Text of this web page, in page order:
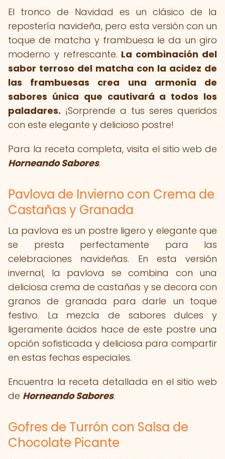
El tronco de Navidad es un clásico de la
repostería navideña, pero esta versión con un
toque de matcha y frambuesa le da un giro
moderno y refrescante. La combinación del
sabor terroso del matcha con la acidez de
las frambuesas crea una armonía de
sabores única que cautivará a todos los
paladares. ¡Sorprende a tus seres queridos
con este elegante y delicioso postre!
Para la receta completa, visita el sitio web de
Horneando Sabores.
Pavlova de Invierno con Crema de
Castañas y Granada
La pavlova es un postre ligero y elegante que
se presta perfectamente para las
celebraciones navideñas. En esta versión
invernal, la pavlova se combina con una
deliciosa crema de castañas y se decora con
granos de granada para darle un toque
festivo. La mezcla de sabores dulces y
ligeramente ácidos hace de este postre una
opción sofisticada y deliciosa para compartir
en estas fechas especiales.
Encuentra la receta detallada en el sitio web
de Horneando Sabores.
Gofres de Turrón con Salsa de
Chocolate Picante